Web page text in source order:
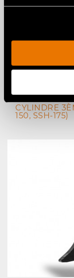
CYLINDRE
150, SSH-175)